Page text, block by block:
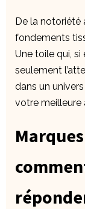
De la notoriété
fondements
Une toile qui,
seulement
dans un
votre meilleure